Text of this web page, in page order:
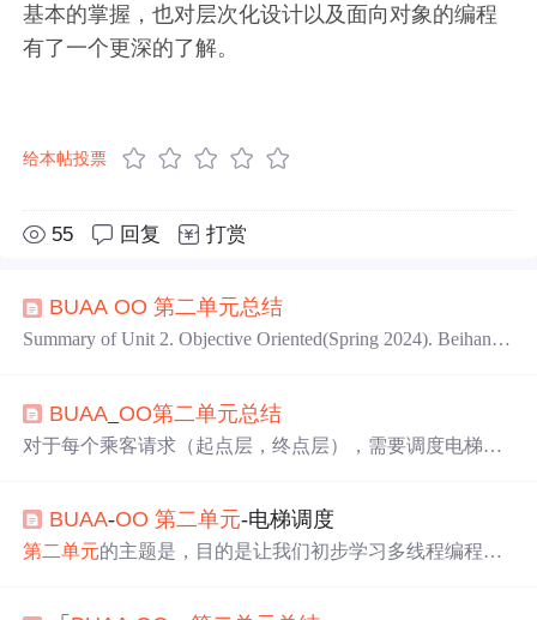
基本的掌握，也对层次化设计以及面向对象的编程
有了一个更深的了解。
给本帖投票
55 回复 打赏
BUAA OO 第二单元总结
Summary of Unit 2. Objective Oriented(Spring 2024). Beihang
BUAA OO第二单元总结
对于每个乘客请求（起点层，终点层），需要调度电梯将
乘客进出电梯来将乘客从起点层运送到终点层。在本次作
业中，每个乘客请求均指定了一部电梯负责接送该乘客。
BUAA-OO 第二单元-电梯调度
第二单元的主题是，目的是让我们初步学习多线程编程，